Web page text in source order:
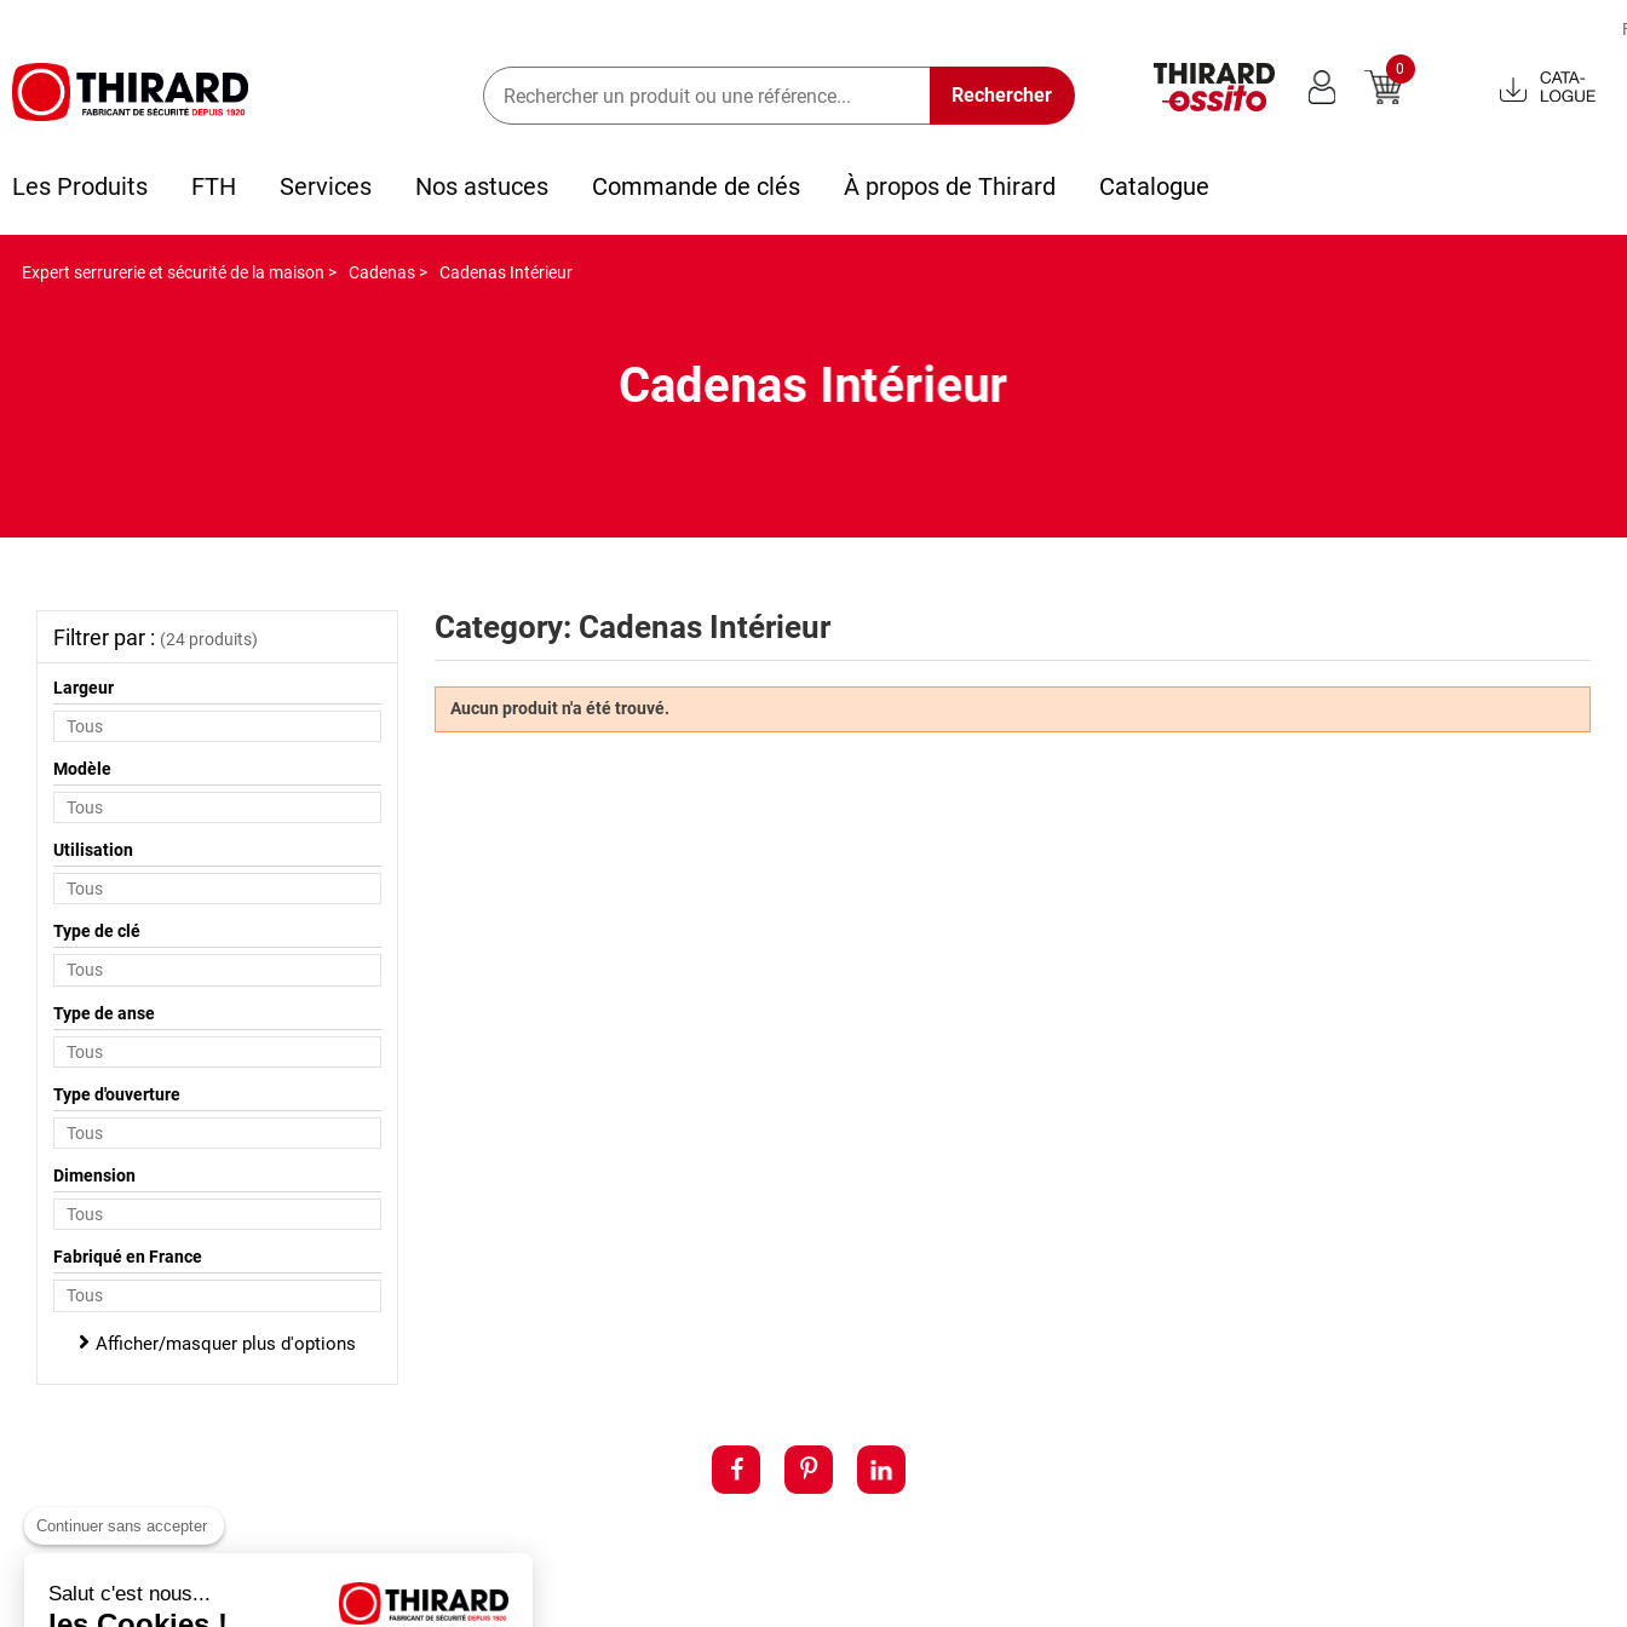
0
Catalogue
2022
Les Produits FTH Services Nos astuces Commande de clés À propos de Thirard Catalogue
Expert serrurerie et sécurité de la maison > Cadenas > Cadenas Intérieur
Cadenas Intérieur
Category: Cadenas Intérieur
Aucun produit n'a été trouvé.
Filtrer par : (24 produits)
Largeur
Modèle
Utilisation
Type de clé
Type de anse
Type d'ouverture
Dimension
Fabriqué en France
Afficher/masquer plus d'options
Continuer sans accepter
Salut c'est nous...